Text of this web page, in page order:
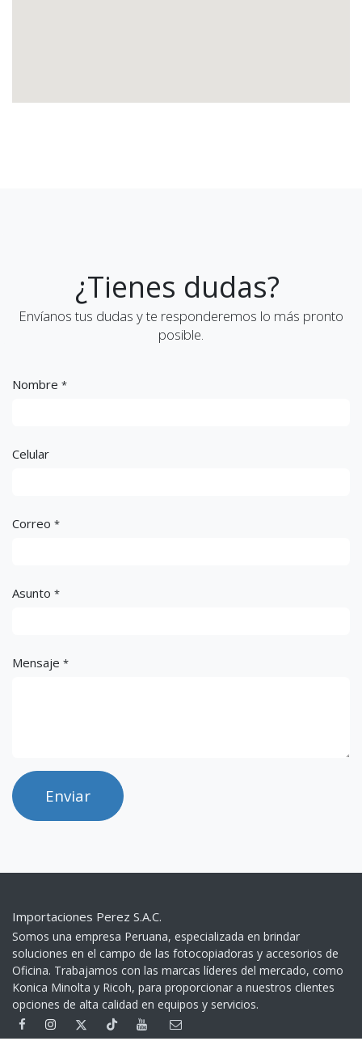
¿Tienes dudas?
Envíanos tus dudas y te responderemos lo más pronto
posible.
Nombre *
Celular
Correo *
Asunto *
Mensaje *
Enviar
Importaciones Perez S.A.C.
Somos una empresa Peruana, especializada en brindar
soluciones en el campo de las fotocopiadoras y accesorios de
Oficina. Trabajamos con las marcas líderes del mercado, como
Konica Minolta y Ricoh, para proporcionar a nuestros clientes
opciones de alta calidad en equipos y servicios.​